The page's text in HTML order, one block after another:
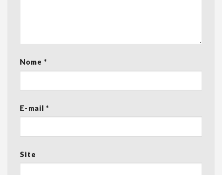
Nome *
E-mail *
Site